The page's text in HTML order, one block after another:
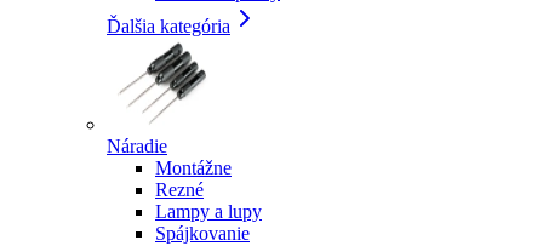
Ďalšia kategória
Náradie
Montážne
Rezné
Lampy a lupy
Spájkovanie